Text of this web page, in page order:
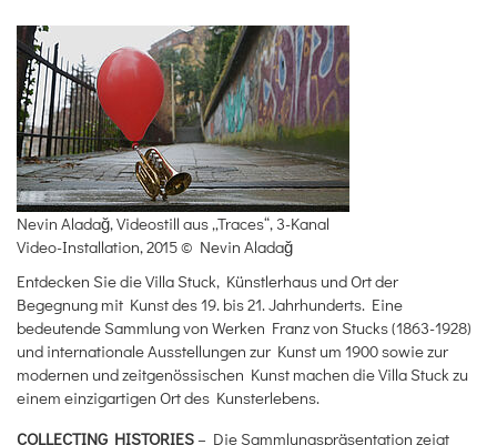
Nevin Aladağ, Videostill aus „Traces“, 3-Kanal
Video-Installation, 2015 © Nevin Aladağ
Entdecken Sie die Villa Stuck, Künstlerhaus und Ort der
Begegnung mit Kunst des 19. bis 21. Jahrhunderts. Eine
bedeutende Sammlung von Werken Franz von Stucks (1863-1928)
und internationale Ausstellungen zur Kunst um 1900 sowie zur
modernen und zeitgenössischen Kunst machen die Villa Stuck zu
einem einzigartigen Ort des Kunsterlebens.
COLLECTING HISTORIES– Die Sammlungspräsentation zeigt